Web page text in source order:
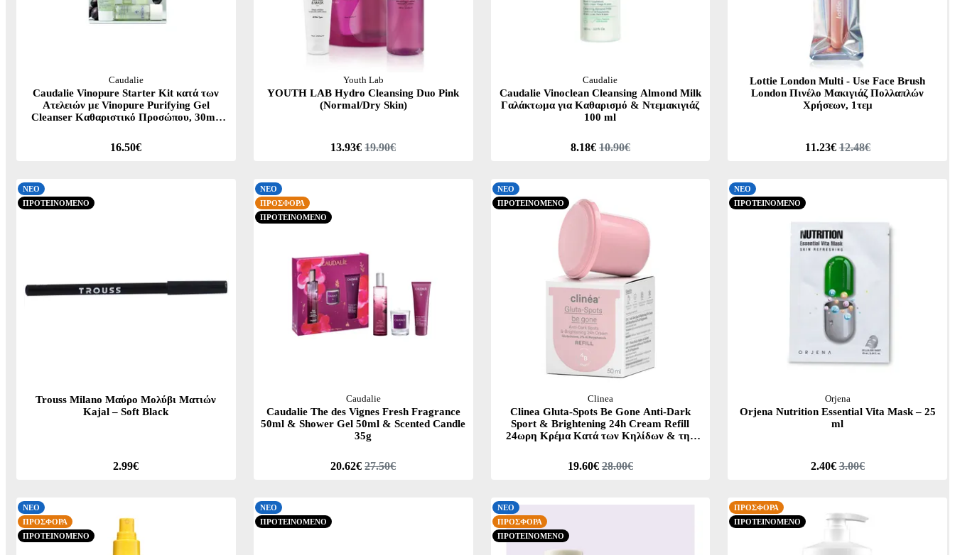
Caudalie
Caudalie Vinopure Starter Kit κατά των
Ατελειών με Vinopure Purifying Gel
Cleanser Καθαριστικό Προσώπου, 30ml,
Serum Ορός Προσώπου, 30ml &
Moisturizing Mattifying Fluid Ενυδατική
16.50€
Youth Lab
YOUTH LAB Hydro Cleansing Duo Pink
(Normal/Dry Skin)
13.93€19.90€
Caudalie
Caudalie Vinoclean Cleansing Almond Milk
Γαλάκτωμα για Καθαρισμό & Ντεμακιγιάζ
100 ml
8.18€ 10.90€
Lottie London Multi - Use Face Brush
London Πινέλο Μακιγιάζ Πολλαπλών
Χρήσεων, 1τεμ
11.23€12.48€
ΝΕΟ
ΠΡΟΤΕΙΝΟΜΕΝΟ
Trouss Milano Μαύρο Μολύβι Ματιών
Kajal – Soft Black
2.99€
ΝΕΟ
ΠΡΟΣΦΟΡΑ
ΠΡΟΤΕΙΝΟΜΕΝΟ
Caudalie
Caudalie The des Vignes Fresh Fragrance
50ml & Shower Gel 50ml & Scented Candle
35g
20.62€27.50€
ΝΕΟ
ΠΡΟΤΕΙΝΟΜΕΝΟ
Clinea
Clinea Gluta-Spots Be Gone Anti-Dark
Sport & Brightening 24h Cream Refill
24ωρη Κρέμα Κατά των Κηλίδων & της
19.60€ 28.00€
ΝΕΟ
ΠΡΟΤΕΙΝΟΜΕΝΟ
Orjena
Orjena Nutrition Essential Vita Mask – 25
ml
2.40€3.00€
ΝΕΟ
ΠΡΟΣΦΟΡΑ
ΠΡΟΤΕΙΝΟΜΕΝΟ
ΝΕΟ
ΠΡΟΤΕΙΝΟΜΕΝΟ
ΝΕΟ
ΠΡΟΣΦΟΡΑ
ΠΡΟΤΕΙΝΟΜΕΝΟ
ΠΡΟΣΦΟΡΑ
ΠΡΟΤΕΙΝΟΜΕΝΟ